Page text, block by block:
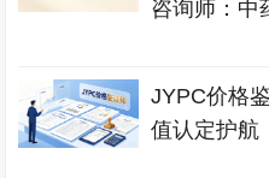
咨询师：中
JYPC价格
值认定护航